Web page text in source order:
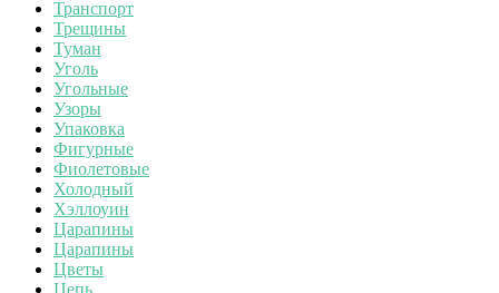
Транспорт
Трещины
Туман
Уголь
Угольные
Узоры
Упаковка
Фигурные
Фиолетовые
Холодный
Хэллоуин
Царапины
Царапины
Цветы
Цепь